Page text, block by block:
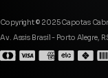
Copyright © 2025 Capotas
Av. Assis Brasil - Porto Alegre,